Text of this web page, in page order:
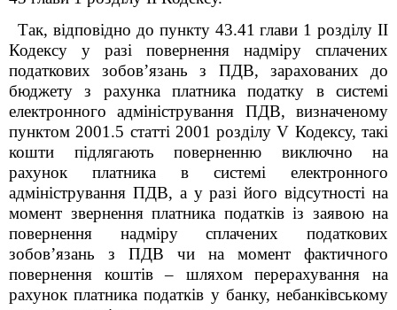
Так, відповідно до пункту 43.41глави 1 розділу ІІ
Кодексу у разі повернення надміру сплачених
податкових зобов’язань з ПДВ, зарахованих до
бюджету з рахунка платника податку в системі
електронного адміністрування ПДВ, визначеному
пунктом 2001 .5 статті 2001 розділу V Кодексу, такі
кошти підлягають поверненню виключно на
рахунок платника в системі електронного
адміністрування ПДВ, а у разі його відсутності на
момент звернення платника податків із заявою на
повернення надміру сплачених податкових
зобов’язань з ПДВ чи на момент фактичного
повернення коштів – шляхом перерахування на
рахунок платника податків у банку, небанківському